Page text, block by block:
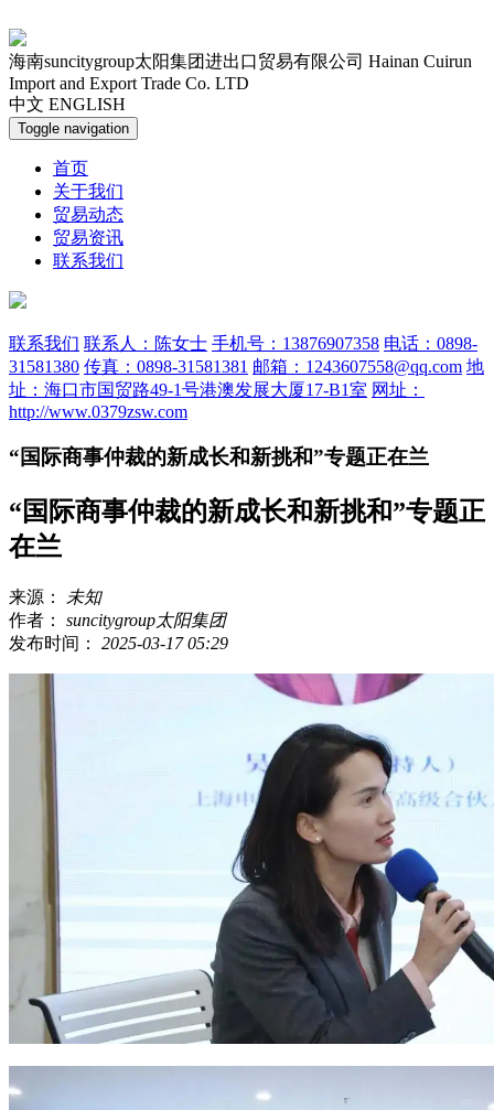
海南suncitygroup太阳集团进出口贸易有限公司 Hainan Cuirun
Import and Export Trade Co. LTD
中文 ENGLISH
Toggle navigation
首页
关于我们
贸易动态
贸易资讯
联系我们
联系我们 联系人：陈女士 手机号：13876907358 电话：0898-
31581380 传真：0898-31581381 邮箱：1243607558@qq.com 地
址：海口市国贸路49-1号港澳发展大厦17-B1室 网址：
http://www.0379zsw.com
“国际商事仲裁的新成长和新挑和”专题正在兰
“国际商事仲裁的新成长和新挑和”专题正
在兰
来源：
未知
作者： suncitygroup太阳集团
发布时间： 2025-03-17 05:29